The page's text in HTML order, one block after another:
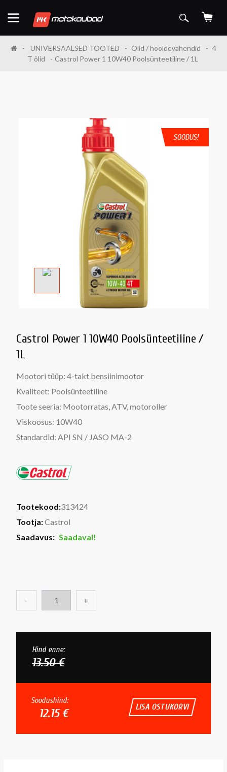
UNIVERSAALSED TOOTED Õlid / hooldevahendid
4
T õlid
Castrol Power 1 10W40 Poolsünteetiline / 1L
SOODUS!
Castrol Power 1 10W40 Poolsünteetiline /
1L
Mootori tüüp: 4-takt bensiinimootor
Kvaliteet: Poolsünteetiline
Toote seeria: Mootorratas, ATV, motoroller
Viskoosus: 10W40
Standardid: API SN / JASO MA-2
Tootekood:313424
Tootja:Castrol
Saadavus: Saadaval!
- +
Hind enne:
13.50 €
Soodushind:
12.15 € LISA OSTUKORVI